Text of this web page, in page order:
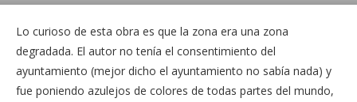
Lo curioso de esta obra es que la zona era una zona
degradada. El autor no tenía el consentimiento del
ayuntamiento (mejor dicho el ayuntamiento no sabía nada) y
fue poniendo azulejos de colores de todas partes del mundo,